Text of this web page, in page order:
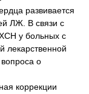
развивается
ЛЖ. В связи с
у больных с
лекарственной
о
коррекции